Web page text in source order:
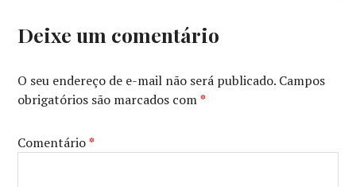
Deixe um comentário
O seu endereço de e-mail não será publicado. Campos
obrigatórios são marcados com*
Comentário*